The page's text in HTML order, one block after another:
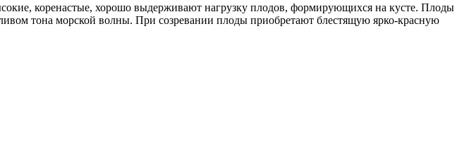
коренастые, хорошо выдерживают нагрузку плодов, формирующихся на кусте. Плоды
тона морской волны. При созревании плоды приобретают блестящую ярко-красную